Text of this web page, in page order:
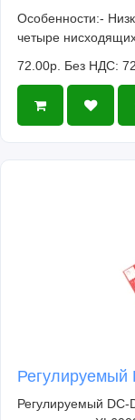
Особенности:-
четыре
72.00р. Без НДС:
Регулируемый
Регулируемый DC-